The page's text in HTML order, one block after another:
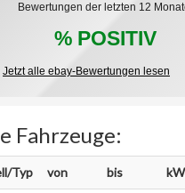
Bewertungen der letzten 12
% POSITIV
Jetzt alle ebay-Bewertungen lesen
Fahrzeuge:
Typ von bis kW